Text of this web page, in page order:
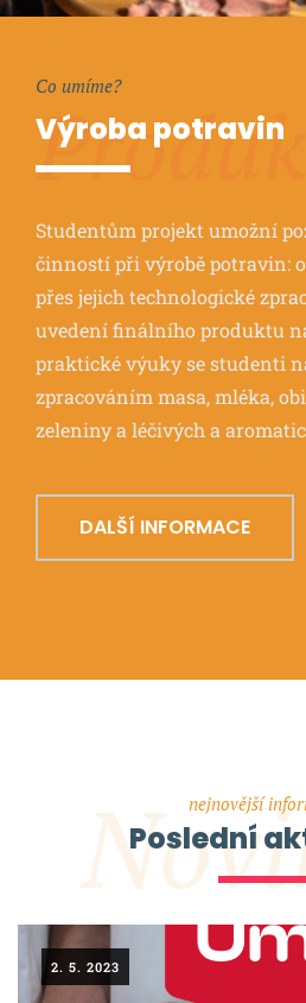
Co umíme?
Výroba potravin
Studentům projekt umožní
činností při výrobě potravin:
přes jejich technologické
uvedení finálního produktu
praktické výuky se studenti
zpracováním masa, mléka,
zeleniny a léčivých a
DALŠÍ INFORMACE
nejnovější
Poslední
2. 5. 2023